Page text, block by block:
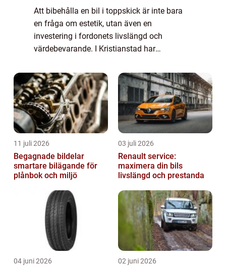
Att bibehålla en bil i toppskick är inte bara
en fråga om estetik, utan även en
investering i fordonets livslängd och
värdebevarande. I Kristianstad har
ta...
11 juli 2026
Begagnade bildelar
smartare bilägande för
plånbok och miljö
03 juli 2026
Renault service:
maximera din bils
livslängd och prestanda
04 juni 2026 02 juni 2026